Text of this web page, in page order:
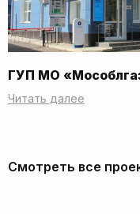
ГУП МО
Читать далее
Смотреть все